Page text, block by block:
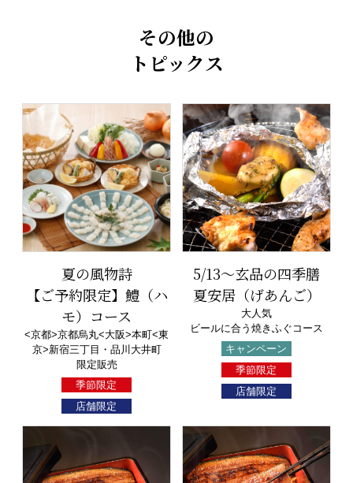
その他の
トピックス
夏の風物詩
【ご予約限定】鱧（ハ
モ）コース
<京都>京都烏丸<大阪>本町<東
京>新宿三丁目・品川大井町
限定販売
季節限定
店舗限定
5/13～玄品の四季膳
夏安居（げあんご）
大人気
ビールに合う焼きふぐコース
キャンペーン
季節限定
店舗限定